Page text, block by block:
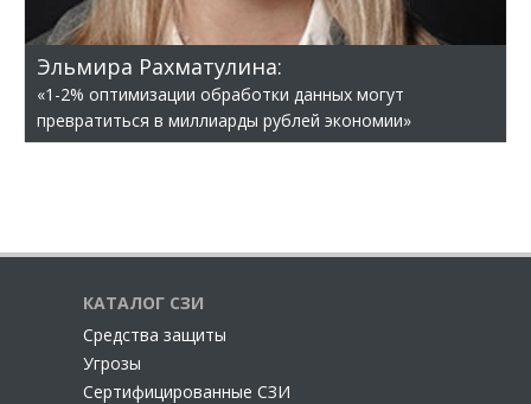
Эльмира Рахматулина:
«1-2% оптимизации обработки данных могут
превратиться в миллиарды рублей экономии»
КАТАЛОГ СЗИ
Cредства защиты
Угрозы
Сертифицированные СЗИ